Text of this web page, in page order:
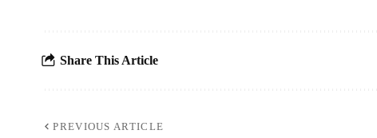
Share This Article
PREVIOUS ARTICLE